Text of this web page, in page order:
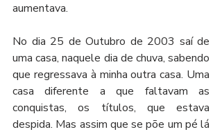
aumentava.
No dia 25 de Outubro de 2003 saí de
uma casa, naquele dia de chuva, sabendo
que regressava à minha outra casa. Uma
casa diferente a que faltavam as
conquistas, os títulos, que estava
despida. Mas assim que se põe um pé lá